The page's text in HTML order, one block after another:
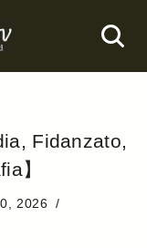
Fidanzato,
】
2026